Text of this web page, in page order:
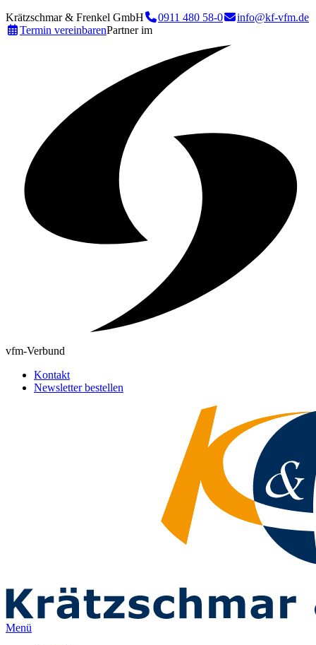
Krätzschmar & Frenkel GmbH 0911 480 58-0
info@kf-vfm.de
Termin vereinbarenPartner im
vfm-Verbund
Kontakt
Newsletter bestellen
Menü